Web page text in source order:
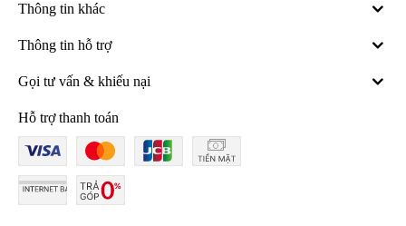
Thông tin khác
Thông tin hỗ trợ
Gọi tư vấn & khiếu nại
Hỗ trợ thanh toán